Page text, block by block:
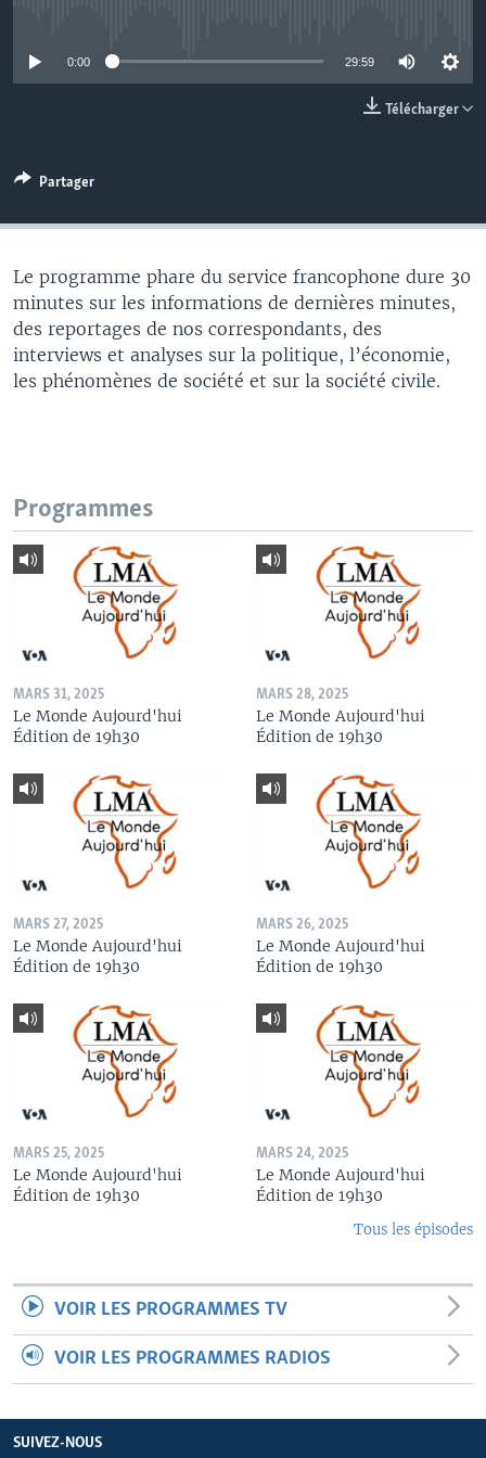
0:00 29:59
Télécharger
Partager
Le programme phare du service francophone dure 30
minutes sur les informations de dernières minutes,
des reportages de nos correspondants, des
interviews et analyses sur la politique, l’économie,
les phénomènes de société et sur la société civile.
Programmes
MARS 31, 2025
Le Monde Aujourd'hui
Édition de 19h30
MARS 28, 2025
Le Monde Aujourd'hui
Édition de 19h30
MARS 27, 2025
Le Monde Aujourd'hui
Édition de 19h30
MARS 26, 2025
Le Monde Aujourd'hui
Édition de 19h30
MARS 25, 2025
Le Monde Aujourd'hui
Édition de 19h30
MARS 24, 2025
Le Monde Aujourd'hui
Édition de 19h30
Tous les épisodes
VOIR LES PROGRAMMES TV
VOIR LES PROGRAMMES RADIOS
SUIVEZ-NOUS